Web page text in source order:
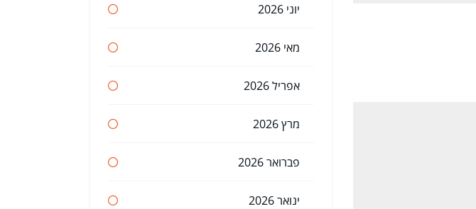
יוני 2026
מאי 2026
אפריל 2026
מרץ 2026
פברואר 2026
ינואר 2026